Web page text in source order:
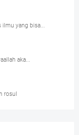
yang bisa...
aka...
rosul